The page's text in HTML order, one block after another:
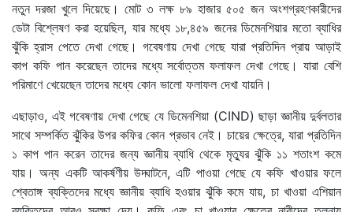
নতুন দরজা খুলে দিয়েছে। মোট ৩ লক্ষ ৮৯ হাজার ৫০৫ জন অংশগ্রহণকারীদের
ডেটা বিশ্লেষণ করা হয়েছিল, যার মধ্যে ১৮,৪৫৯ জনের ডিমেনশিয়ার মতো ব্যাধির
ঝুঁকি হ্রাস পেতে দেখা গেছে। গবেষণায় দেখা গেছে যারা প্রতিদিন প্রায় আড়াই
কাপ কফি পান করেছেন তাদের মধ্যে সর্বোত্তম ফলাফল দেখা গেছে। যারা বেশি
পরিমাণে খেয়েছেন তাদের মধ্যে কোন ভালো ফলাফল দেখা যায়নি।
এছাড়াও, এই গবেষণায় দেখা গেছে যে ডিমেনশিয়া (CIND) ছাড়া জ্ঞানীয় দুর্বলতার
সাথে সম্পর্কিত ঝুঁকির উপর কফির কোন প্রভাব নেই। চায়ের ক্ষেত্রে, যারা প্রতিদিন
১ কাপ পান করেন তাদের জন্য জ্ঞানীয় ব্যাধি থেকে মৃত্যুর ঝুঁকি ১১ শতাংশ কমে
যায়। অন্য একটি আকর্ষণীয় উদ্ঘাটনে, এটি পাওয়া গেছে যে কফি খাওয়ার ফলে
শ্বেতাঙ্গ ব্যক্তিদের মধ্যে জ্ঞানীয় ব্যাধি হওয়ার ঝুঁকি কমে যায়, চা খাওয়া এশিয়ান